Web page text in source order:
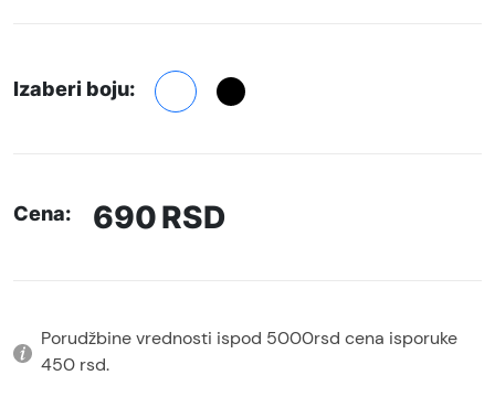
Izaberi boju:
Cena: 690RSD
Porudžbine vrednosti ispod 5000rsd cena isporuke
450 rsd.